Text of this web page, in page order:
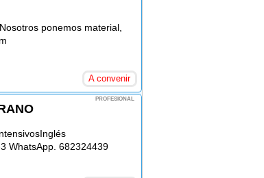
ponemos material,
A convenir
PROFESIONAL
WhatsApp. 682324439